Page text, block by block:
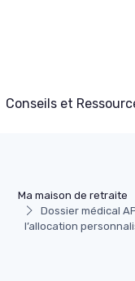
Conseils et
Ma maison de retraite
Dossier médical
l’allocation